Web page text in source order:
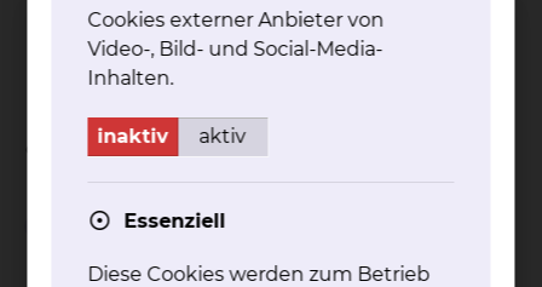
nutzen
Weitere Besonderheiten je nach Standort / Haus
entnehmen Sie gerne unseren Flyern.
Wichtiger Hinweis
Cookies externer Anbieter von
Video-, Bild- und Social-Media-
Inhalten.
inaktiv aktiv
Essenziell
Diese Cookies werden zum Betrieb